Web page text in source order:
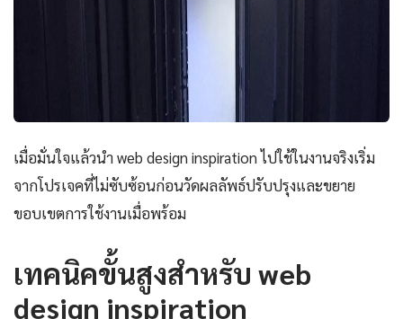
เมื่อมั่นใจแล้วนำ web design inspiration ไปใช้ในงานจริงเริ่ม
จากโปรเจคที่ไม่ซับซ้อนก่อนวัดผลลัพธ์ปรับปรุงและขยาย
ขอบเขตการใช้งานเมื่อพร้อม
เทคนิคขั้นสูงสำหรับ web
design inspiration